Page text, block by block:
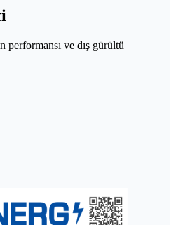
performansı ve dış gürültü